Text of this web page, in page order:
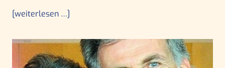
[weiterlesen …]